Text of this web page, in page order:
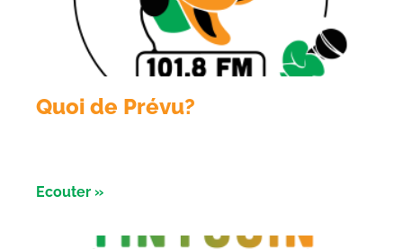
Quoi de Prévu?
Ecouter »